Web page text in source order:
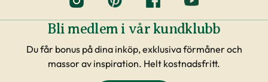
Bli medlem i vår kundklubb
Du får bonus på dina inköp, exklusiva förmåner och
massor av inspiration. Helt kostnadsfritt.